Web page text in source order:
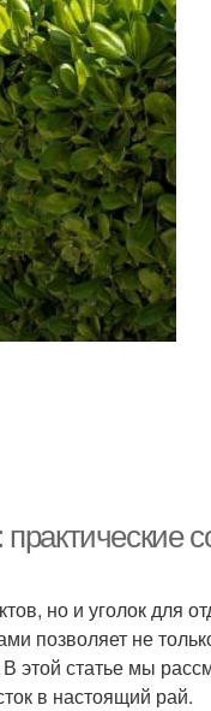
но и уголок для
позволяет не
этой статье мы
в настоящий рай.